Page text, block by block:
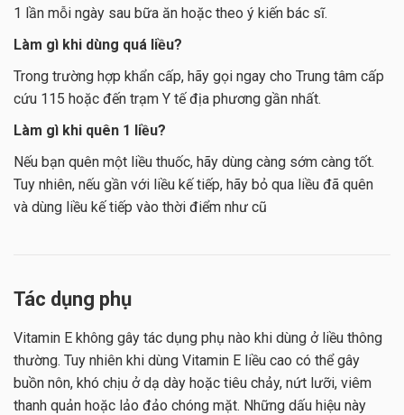
1 lần mỗi ngày sau bữa ăn hoặc theo ý kiến bác sĩ.
Làm gì khi dùng quá liều?
Trong trường hợp khẩn cấp, hãy gọi ngay cho Trung tâm cấp
cứu 115 hoặc đến trạm Y tế địa phương gần nhất.
Làm gì khi quên 1 liều?
Nếu bạn quên một liều thuốc, hãy dùng càng sớm càng tốt.
Tuy nhiên, nếu gần với liều kế tiếp, hãy bỏ qua liều đã quên
và dùng liều kế tiếp vào thời điểm như cũ
Tác dụng phụ
Vitamin E không gây tác dụng phụ nào khi dùng ở liều thông
thường. Tuy nhiên khi dùng Vitamin E liều cao có thể gây
buồn nôn, khó chịu ở dạ dày hoặc tiêu chảy, nứt lưỡi, viêm
thanh quản hoặc lảo đảo chóng mặt. Những dấu hiệu này